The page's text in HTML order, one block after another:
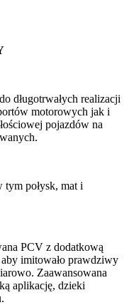
długotrwałych realizacji
motorowych jak i
pojazdów na
połysk, mat i
PCV z dodatkową
imitowało prawdziwy
Zaawansowana
aplikację, dzieki